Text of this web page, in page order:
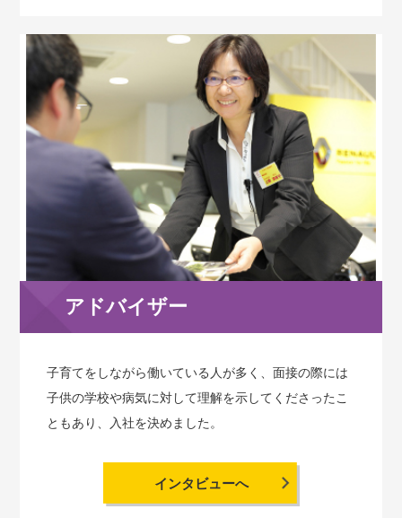
アドバイザー
子育てをしながら働いている人が多く、面接の際には
子供の学校や病気に対して理解を示してくださったこ
ともあり、入社を決めました。
インタビューへ